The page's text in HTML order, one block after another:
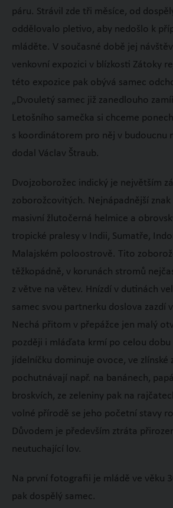
páru. Strávil zde tři měsíce, od
oddělovalo pletivo, aby nedošlo k
mláděte. V současné době jej
venkovní expozici v blízkosti Zátoky
této expozice pak obývá samec
„Dvouletý samec již zanedlouho
Letošního samečka si chceme
s koordinátorem pro něj v budoucnu
dodal Václav Štraub.
Dvojzoborožec indický je největším
zoborožcovitých. Nejnápadnější
masivní žlutočerná helmice a
tropické pralesy v Indii, Sumatře,
Malajském poloostrově. Tito
těžkopádně, v korunách stromů
z větve na větev. Hnízdí v dutinách
samec svou partnerku doslova zazdí
Nechá přitom v přepážce jen malý
později i mláďata krmí po celou
jídelníčku dominuje ovoce, ve zlínské
pochutnávají např. na banánech,
broskvích, ze zeleniny pak na
volné přírodě se jeho početní stavy
Důvodem je především ztráta
neutuchající lov.
Na první fotografii je mládě ve věku
pak dospělý samec.